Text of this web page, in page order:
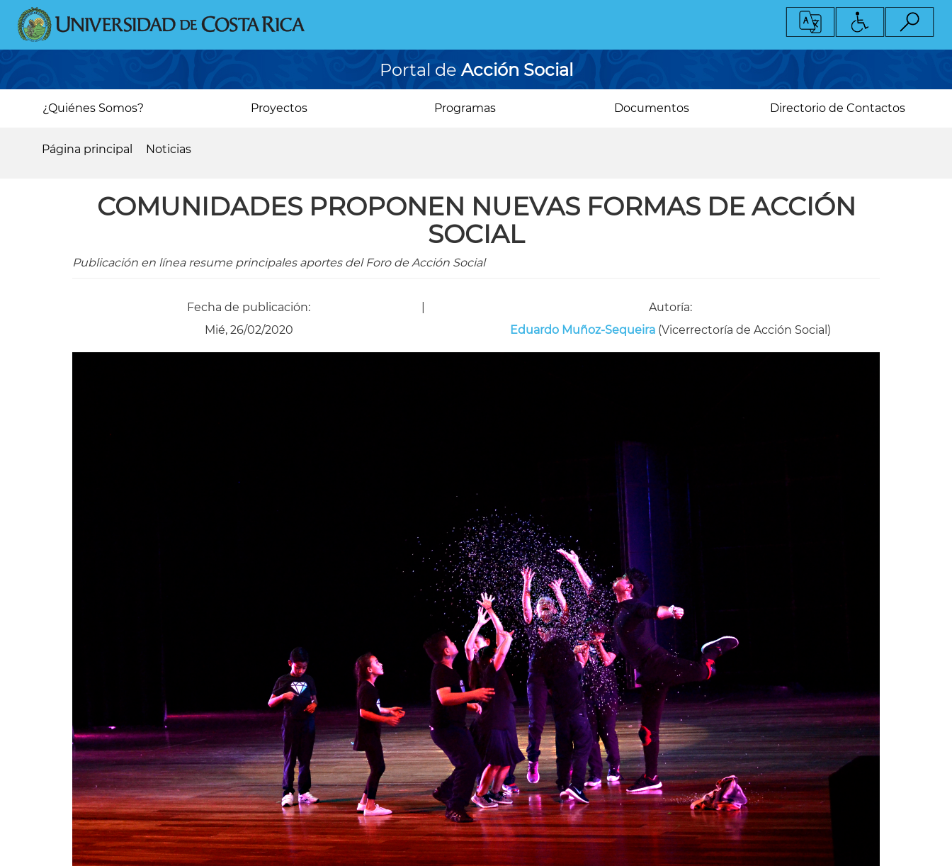
Pasar
contenido
principal
Portal de Acción Social
Main¿Quiénes Somos? Proyectos Programas Documentos Directorio de Contactos
enlaces
Página principal Noticias
COMUNIDADES PROPONEN NUEVAS FORMAS DE ACCIÓN
SOCIAL
Publicación en línea resume principales aportes del Foro de Acción Social
Fecha de publicación:
Mié, 26/02/2020
Autoría:
Eduardo Muñoz-Sequeira (Vicerrectoría de Acción Social)